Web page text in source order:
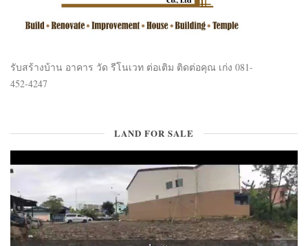
รับสร้างบ้าน อาคาร วัด รีโนเวท ต่อเติม ติดต่อคุณ เก่ง 081-
452-4247
LAND FOR SALE